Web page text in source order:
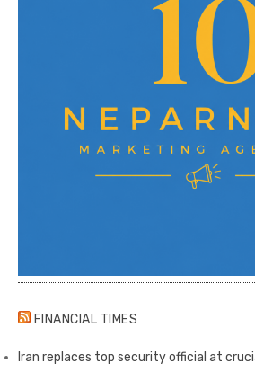
FINANCIAL TIMES
Iran replaces top security official at